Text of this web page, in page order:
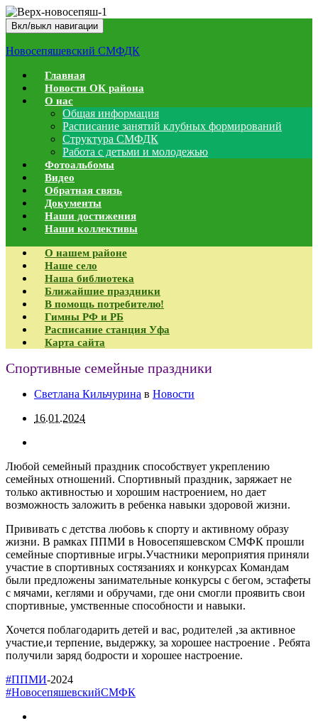
Вкл/выкл навигации
Новосепяшевский СМФДК
Главная
Новости ОК района
О нас
Общая информация
Расписание занятий клубных формирований
Структура СМФДК
Работа с детьми и молодежью
Фотоальбомы
Видео
Обратная связь
Документы
Наши достижения
Наши коллективы
О нашем районе
Наше село
Наша библиотека
Ближайшие праздники
В помощь потребителю!
Гимны РФ и РБ
Расписание станция Уфа
Карта сайта
Спортивные семейные праздники
Светлана Кильчурина в Новости
16.01.2024
Любой семейный праздник способствует укреплению
семейных отношений. Спортивный праздник, заряжает не
только активностью и хорошим настроением, но дает
возможность заложить в ребенка навыки здоровой жизни.
Прививать с детства любовь к спорту и активному образу
жизни. В рамках ППМИ в Новосепяшевском СМФК прошли
семейные спортивные игры.Участники мероприятия приняли
участие в спортивных состязаниях и конкурсах Командам
были предложены занимательные конкурсы с бегом, эстафеты
с мячами, кеглями и обручами, где они смогли проявить свои
спортивные, умственные способности и навыки.
Хочется поблагодарить детей и вас, родителей ,за активное
участие,и терпение, выдержку, за хорошее настроение . Ребята
получили заряд бодрости и хорошее настроение.
#ППМИ-2024
#НовосепяшевскийСМФК